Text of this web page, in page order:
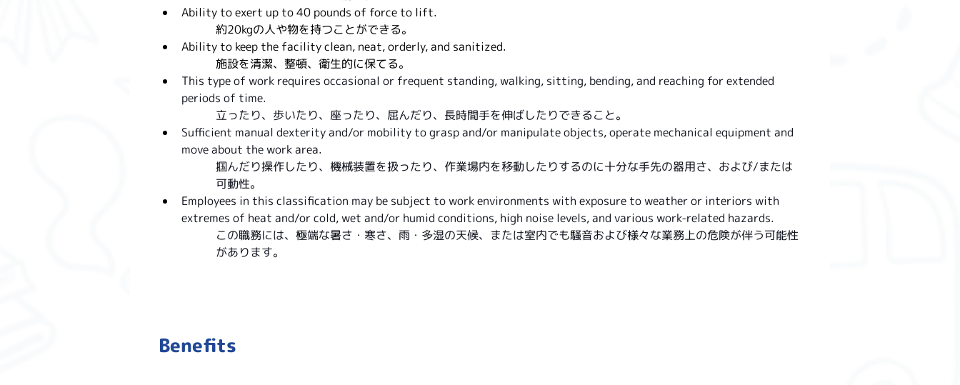
Ability to exert up to 40 pounds of force to lift.
約20kgの人や物を持つことができる。
Ability to keep the facility clean, neat, orderly, and sanitized.
施設を清潔、整頓、衛生的に保てる。
This type of work requires occasional or frequent standing, walking, sitting, bending, and reaching for extended
periods of time.
立ったり、歩いたり、座ったり、屈んだり、長時間手を伸ばしたりできること。
Sufficient manual dexterity and/or mobility to grasp and/or manipulate objects, operate mechanical equipment and
move about the work area.
掴んだり操作したり、機械装置を扱ったり、作業場内を移動したりするのに十分な手先の器用さ、および/または
可動性。
Employees in this classification may be subject to work environments with exposure to weather or interiors with
extremes of heat and/or cold, wet and/or humid conditions, high noise levels, and various work-related hazards.
この職務には、極端な暑さ・寒さ、雨・多湿の天候、または室内でも騒音および様々な業務上の危険が伴う可能性
があります。
Benefits